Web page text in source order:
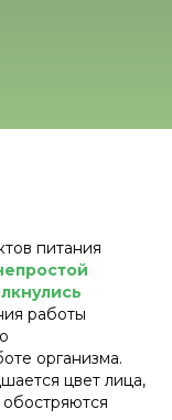
питания
работы
организма.
цвет лица,